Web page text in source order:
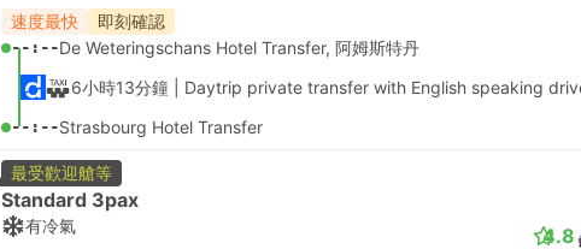
速度最快 即刻確認
--:--De Weteringschans Hotel Transfer, 阿姆斯特丹
6小時13分鐘 | Daytrip private transfer with English speaking
--:--Strasbourg Hotel Transfer
最受歡迎艙等
Standard 3pax
有冷氣 4.8